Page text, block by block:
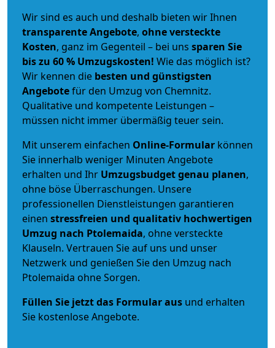
Wir sind es auch und deshalb bieten wir Ihnen
transparente Angebote, ohne versteckte
Kosten, ganz im Gegenteil – bei uns sparen Sie
bis zu 60 % Umzugskosten! Wie das möglich ist?
Wir kennen die besten und günstigsten
Angebotefür den Umzug von Chemnitz.
Qualitative und kompetente Leistungen –
müssen nicht immer übermäßig teuer sein.
Mit unserem einfachen Online-Formular können
Sie innerhalb weniger Minuten Angebote
erhalten und Ihr Umzugsbudgetgenau planen,
ohne böse Überraschungen. Unsere
professionellen Dienstleistungen garantieren
einen stressfreien und qualitativ hochwertigen
Umzug nach Ptolemaida, ohne versteckte
Klauseln. Vertrauen Sie auf uns und unser
Netzwerk und genießen Sie den Umzug nach
Ptolemaida ohne Sorgen.
Füllen Sie jetzt das Formular aus und erhalten
Sie kostenlose Angebote.